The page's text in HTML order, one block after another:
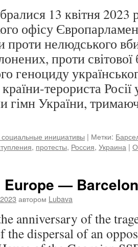
13 квітня 2023
офісу
проти нелюдського
проти
геноциду
терориста
гімн України,
инициативы | Метки:
, протесты, Россия, Украина |
—
автором Lubava
anniversary of the
the dispersal of an